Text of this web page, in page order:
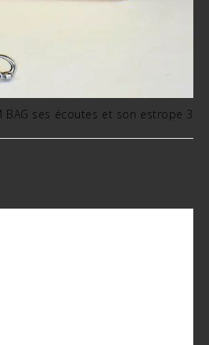
BAG ses écoutes et son estrope 3